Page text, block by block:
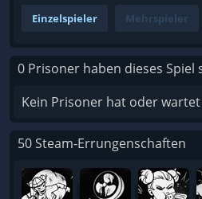
Einzelspieler Mehrspieler
0 Prisoner haben dieses Spiel
Kein Prisoner hat oder wartet
50 Steam-Errungenschaften